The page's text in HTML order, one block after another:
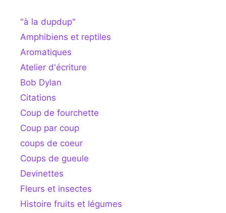
"à la dupdup"
Amphibiens et reptiles
Aromatiques
Atelier d'écriture
Bob Dylan
Citations
Coup de fourchette
Coup par coup
coups de coeur
Coups de gueule
Devinettes
Fleurs et insectes
Histoire fruits et légumes